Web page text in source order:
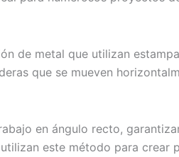
de metal que utilizan
que se mueven
en ángulo recto,
este método para crear